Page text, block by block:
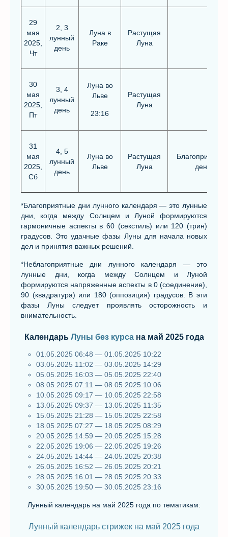
29
мая
2025,
Чт
2, 3
лунный
день
Луна в
Раке
Растущая
Луна
30
мая
2025,
Пт
3, 4
лунный
день
Луна во
Льве
23:16
Растущая
Луна
31
мая
2025,
Сб
4, 5
лунный
день
Луна во
Льве
Растущая
Луна
Благоприятный
день
*Благоприятные дни лунного календаря — это лунные
дни, когда между Солнцем и Луной формируются
гармоничные аспекты в 60 (секстиль) или 120 (трин)
градусов. Это удачные фазы Луны для начала новых
дел и принятия важных решений.
*Неблагоприятные дни лунного календаря — это
лунные дни, когда между Солнцем и Луной
формируются напряженные аспекты в 0 (соединение),
90 (квадратура) или 180 (оппозиция) градусов. В эти
фазы Луны следует проявлять осторожность и
внимательность.
Календарь Луны без курсана май 2025 года
01.05.2025 06:48 — 01.05.2025 10:22
03.05.2025 11:02 — 03.05.2025 14:29
05.05.2025 16:03 — 05.05.2025 22:40
08.05.2025 07:11 — 08.05.2025 10:06
10.05.2025 09:17 — 10.05.2025 22:58
13.05.2025 09:37 — 13.05.2025 11:35
15.05.2025 21:28 — 15.05.2025 22:58
18.05.2025 07:27 — 18.05.2025 08:29
20.05.2025 14:59 — 20.05.2025 15:28
22.05.2025 19:06 — 22.05.2025 19:26
24.05.2025 14:44 — 24.05.2025 20:38
26.05.2025 16:52 — 26.05.2025 20:21
28.05.2025 16:01 — 28.05.2025 20:33
30.05.2025 19:50 — 30.05.2025 23:16
Лунный календарь на май 2025 года по тематикам:
Лунный календарь стрижек на май 2025 года